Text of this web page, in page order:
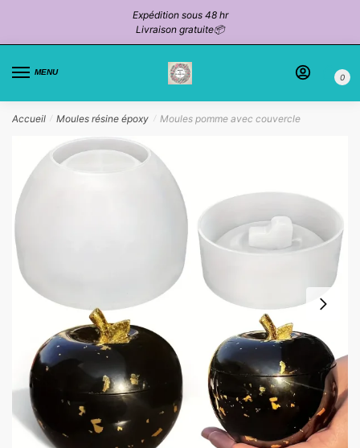
la
navigation
contenu
Expédition sous 48 hr
Livraison gratuite📦
MENU
0
Accueil / Moules résine époxy / Moules pomme avec couvercle